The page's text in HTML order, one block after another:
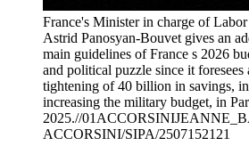
France's Minister in charge of
Astrid Panosyan-Bouvet gives an
main guidelines of France s 2026
and political puzzle since it foresees
tightening of 40 billion in savings,
increasing the military budget, in
2025.//
ACCORSINI/SIPA/2507152121